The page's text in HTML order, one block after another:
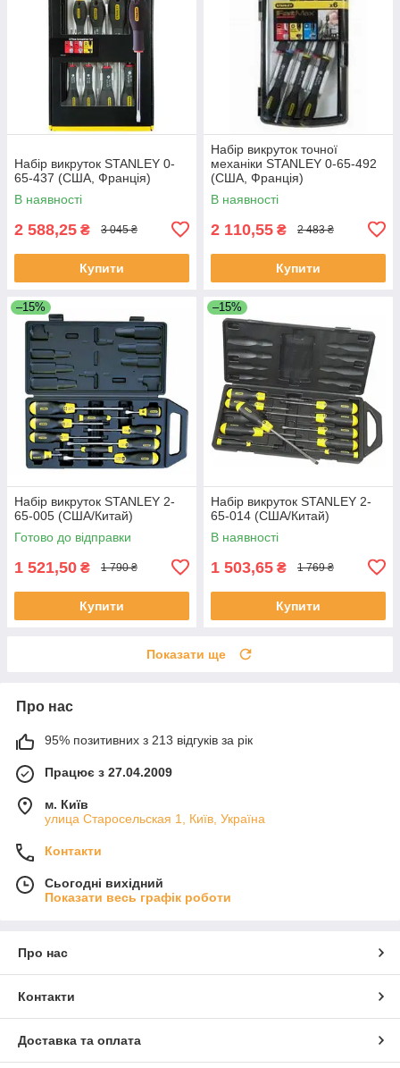
Набір викруток STANLEY 0-
65-437 (США, Франція)
В наявності
2 588,25 ₴ 3 045 ₴
Купити
Набір викруток точної
механіки STANLEY 0-65-492
(США, Франція)
В наявності
2 110,55 ₴ 2 483 ₴
Купити
–15%
Набір викруток STANLEY 2-
65-005 (США/Китай)
Готово до відправки
1 521,50 ₴ 1 790 ₴
Купити
–15%
Набір викруток STANLEY 2-
65-014 (США/Китай)
В наявності
1 503,65 ₴ 1 769 ₴
Купити
Показати ще
Про нас
95% позитивних з 213 відгуків за рік
Працює з 27.04.2009
м. Київ
улица Старосельская 1, Київ, Україна
Контакти
Сьогодні вихідний
Показати весь графік роботи
Про нас
Контакти
Доставка та оплата